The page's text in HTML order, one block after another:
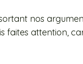
nos
faites attention,